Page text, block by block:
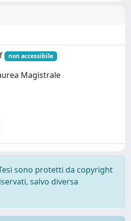
non accessibile
Magistrale
sono protetti da copyright
salvo diversa